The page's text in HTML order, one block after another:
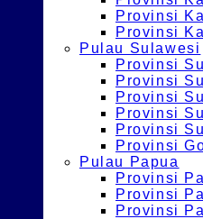
Provinsi
Provinsi
Pulau Sulawesi
Provinsi
Provinsi
Provinsi
Provinsi
Provinsi
Provinsi
Pulau Papua
Provinsi
Provinsi
Provinsi